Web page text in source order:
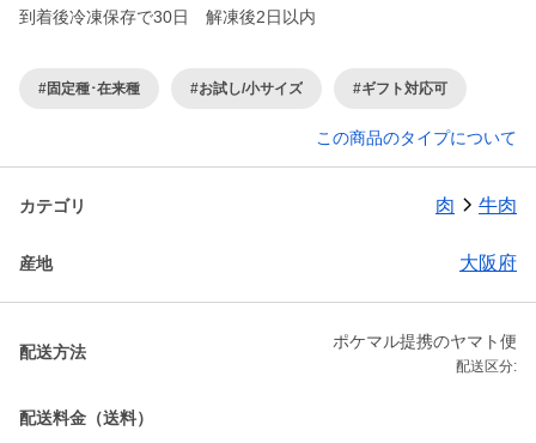
到着後冷凍保存で30日 解凍後2日以内
#固定種･在来種 #お試し/小サイズ #ギフト対応可
この商品のタイプについて
カテゴリ 肉 牛肉
産地 大阪府
配送方法
ポケマル提携のヤマト便
配送区分:
配送料金（送料）